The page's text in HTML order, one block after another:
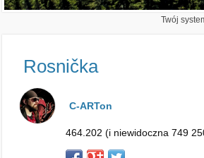
Twój
Rosnička
C-ARTon
464.202 (i niewidoczna 749